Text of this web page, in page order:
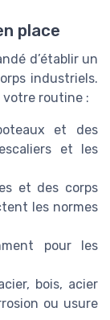
place
d’établir un
industriels.
votre routine :
et des
et les
et des corps
les normes
pour les
bois, acier
ou usure